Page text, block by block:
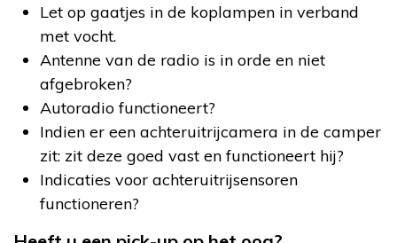
Let op gaatjes in de koplampen in verband
met vocht.
Antenne van de radio is in orde en niet
afgebroken?
Autoradio functioneert?
Indien er een achteruitrijcamera in de camper
zit: zit deze goed vast en functioneert hij?
Indicaties voor achteruitrijsensoren
functioneren?